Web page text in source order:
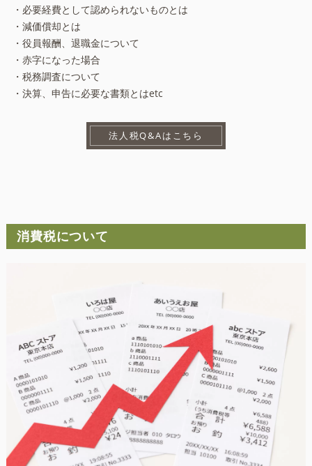
・必要経費として認められないものとは
・減価償却とは
・役員報酬、退職金について
・赤字になった場合
・税務調査について
・決算、申告に必要な書類とはetc
法人税Q&Aはこちら
消費税について